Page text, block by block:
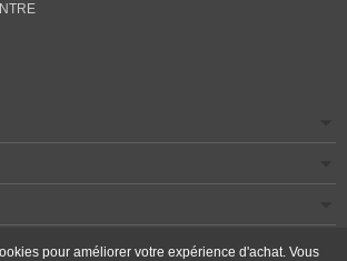
pour améliorer votre expérience d'achat. Vous